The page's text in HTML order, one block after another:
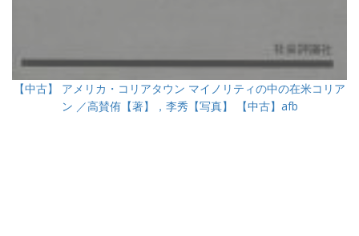
【中古】 アメリカ・コリアタウン マイノリティの中の在米コリア
ン ／高賛侑【著】，李秀【写真】 【中古】afb